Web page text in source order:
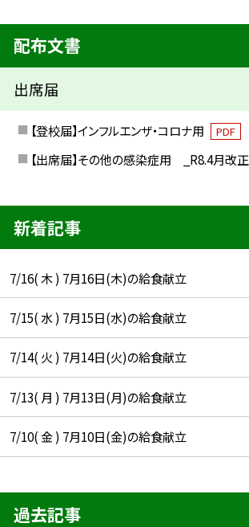
配布文書
出席届
【登校届】インフルエンザ・コロナ用 PDF
【出席届】その他の感染症用 _R8.4月改正
新着記事
7/16( 木 ) 7月16日(木)の給食献立
7/15( 水 ) 7月15日(水)の給食献立
7/14( 火 ) 7月14日(火)の給食献立
7/13( 月 ) 7月13日(月)の給食献立
7/10( 金 ) 7月10日(金)の給食献立
過去記事